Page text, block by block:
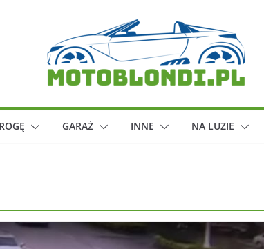
GARAŻ INNE NA LUZIE